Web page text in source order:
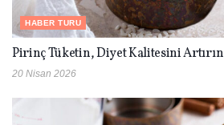
HABER TURU
Pirinç Tüketin, Diyet Kalitesini Artırın
20 Nisan 2026